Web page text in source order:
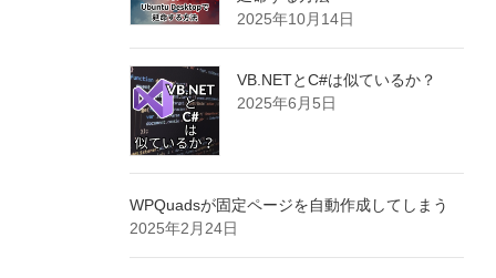
2025年10月14日
VB.NETとC#は似ているか？
2025年6月5日
WPQuadsが固定ページを自動作成してしまう
2025年2月24日